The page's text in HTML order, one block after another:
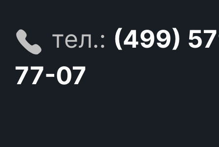
тел.: (499)
77-07